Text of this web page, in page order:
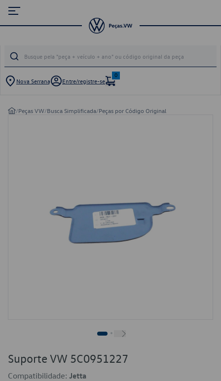
Nova Serrana Entre/registre-se
0
/Peças VW/Busca Simplificada/Peças por Código Original
Suporte VW 5C0951227
Compatibilidade: Jetta